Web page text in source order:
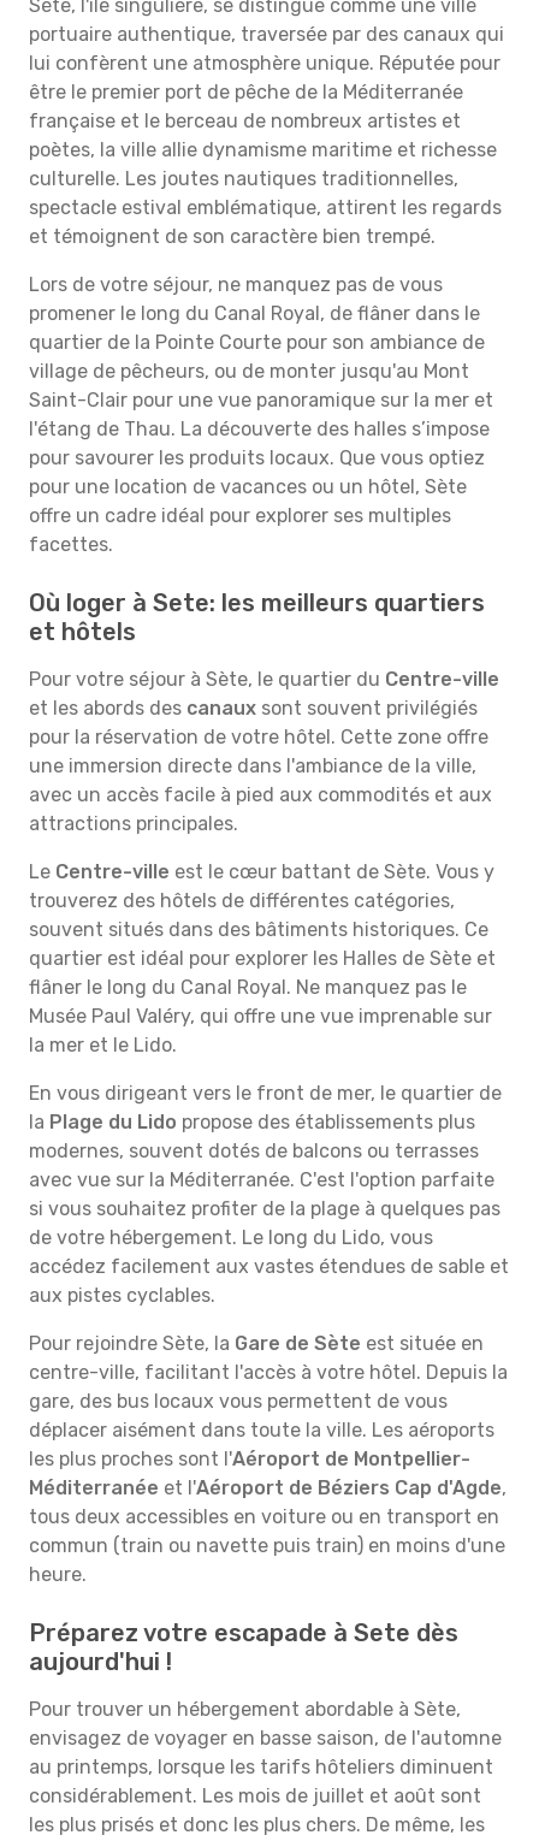
Sète, l'île singulière, se distingue comme une ville
portuaire authentique, traversée par des canaux qui
lui confèrent une atmosphère unique. Réputée pour
être le premier port de pêche de la Méditerranée
française et le berceau de nombreux artistes et
poètes, la ville allie dynamisme maritime et richesse
culturelle. Les joutes nautiques traditionnelles,
spectacle estival emblématique, attirent les regards
et témoignent de son caractère bien trempé.
Lors de votre séjour, ne manquez pas de vous
promener le long du Canal Royal, de flâner dans le
quartier de la Pointe Courte pour son ambiance de
village de pêcheurs, ou de monter jusqu'au Mont
Saint-Clair pour une vue panoramique sur la mer et
l'étang de Thau. La découverte des halles s’impose
pour savourer les produits locaux. Que vous optiez
pour une location de vacances ou un hôtel, Sète
offre un cadre idéal pour explorer ses multiples
facettes.
Où loger à Sete: les meilleurs quartiers
et hôtels
Pour votre séjour à Sète, le quartier du Centre-ville
et les abords des canaux sont souvent privilégiés
pour la réservation de votre hôtel. Cette zone offre
une immersion directe dans l'ambiance de la ville,
avec un accès facile à pied aux commodités et aux
attractions principales.
Le Centre-ville est le cœur battant de Sète. Vous y
trouverez des hôtels de différentes catégories,
souvent situés dans des bâtiments historiques. Ce
quartier est idéal pour explorer les Halles de Sète et
flâner le long du Canal Royal. Ne manquez pas le
Musée Paul Valéry, qui offre une vue imprenable sur
la mer et le Lido.
En vous dirigeant vers le front de mer, le quartier de
la Plage du Lido propose des établissements plus
modernes, souvent dotés de balcons ou terrasses
avec vue sur la Méditerranée. C'est l'option parfaite
si vous souhaitez profiter de la plage à quelques pas
de votre hébergement. Le long du Lido, vous
accédez facilement aux vastes étendues de sable et
aux pistes cyclables.
Pour rejoindre Sète, la Gare de Sète est située en
centre-ville, facilitant l'accès à votre hôtel. Depuis la
gare, des bus locaux vous permettent de vous
déplacer aisément dans toute la ville. Les aéroports
les plus proches sont l'Aéroport de Montpellier-
Méditerranée et l'Aéroport de Béziers Cap d'Agde,
tous deux accessibles en voiture ou en transport en
commun (train ou navette puis train) en moins d'une
heure.
Préparez votre escapade à Sete dès
aujourd'hui !
Pour trouver un hébergement abordable à Sète,
envisagez de voyager en basse saison, de l'automne
au printemps, lorsque les tarifs hôteliers diminuent
considérablement. Les mois de juillet et août sont
les plus prisés et donc les plus chers. De même, les